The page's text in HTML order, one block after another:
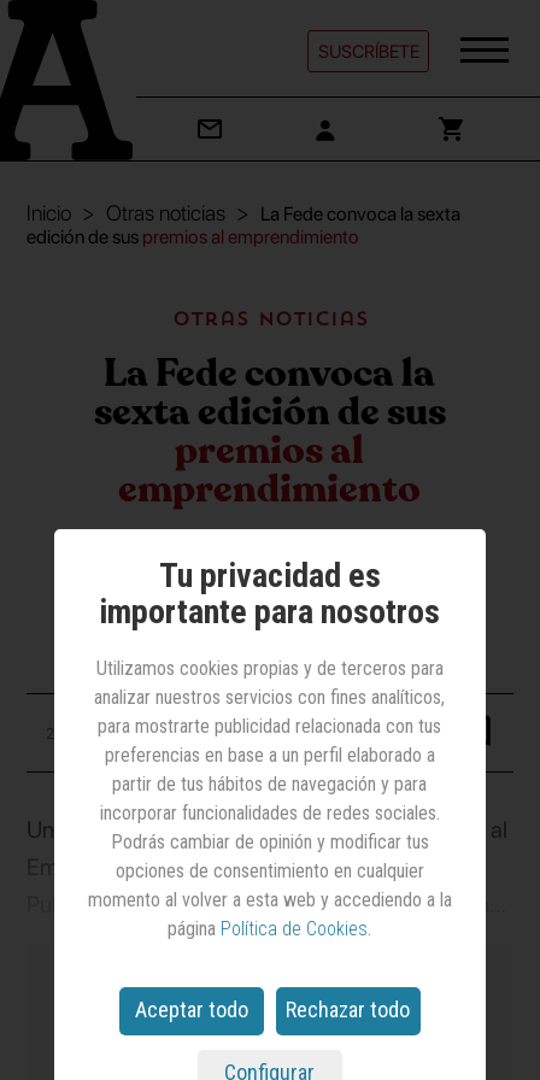
SUSCRÍBETE
Inicio Otras noticias
La Fede convoca la sexta
edición de sus premios al emprendimiento
Otras noticias
La Fede convoca la
sexta edición de sus
premios al
emprendimiento
propuestas estará abierto hasta el 17
de octubre
21 junio 2023
Un año más, La Fede pone en marcha el Premio al
Emprendimiento en Marketing, Comunicación y
Publicidad, así como el galardón a la Innovación,
en los que podrán participar las personas físicas o
que sea original, creativo, disruptivo e innovador,
líder en notoriedad y credibilidad
Tu privacidad es
importante para nosotros
Utilizamos cookies propias y de terceros para
analizar nuestros servicios con fines analíticos,
para mostrarte publicidad relacionada con tus
preferencias en base a un perfil elaborado a
partir de tus hábitos de navegación y para
incorporar funcionalidades de redes sociales.
Podrás cambiar de opinión y modificar tus
opciones de consentimiento en cualquier
momento al volver a esta web y accediendo a la
página Política de Cookies
Aceptar todo Rechazar todo
Configurar